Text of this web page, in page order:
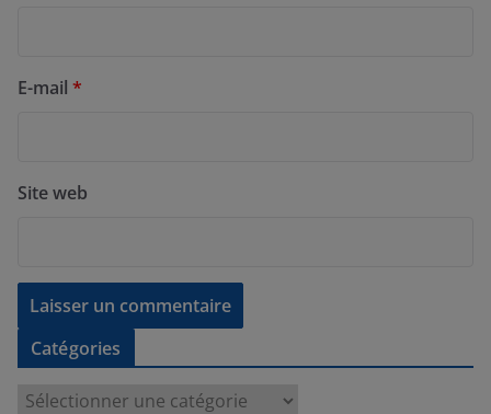
E-mail *
Site web
Catégories